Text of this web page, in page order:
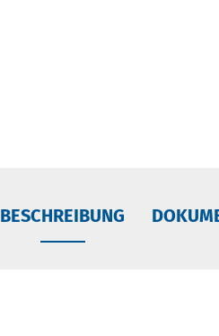
BESCHREIBUNG